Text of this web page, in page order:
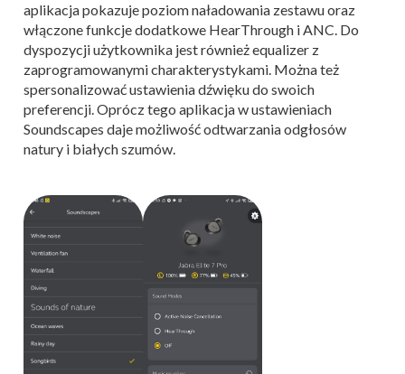
aplikacja pokazuje poziom naładowania zestawu oraz
włączone funkcje dodatkowe HearThrough i ANC. Do
dyspozycji użytkownika jest również equalizer z
zaprogramowanymi charakterystykami. Można też
spersonalizować ustawienia dźwięku do swoich
preferencji. Oprócz tego aplikacja w ustawieniach
Soundscapes daje możliwość odtwarzania odgłosów
natury i białych szumów.